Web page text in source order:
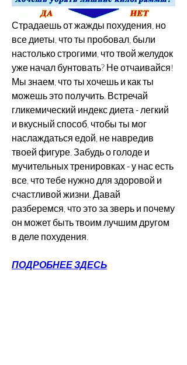
Страдаешь от жажды похудения, но
все диеты, что ты пробовал, были
настолько строгими, что твой желудок
уже начал бунтовать? Не отчаивайся!
Мы знаем, что ты хочешь и как ты
можешь это получить. Встречай
гликемический индекс диета - легкий
и вкусный способ, чтобы ты мог
наслаждаться едой, не навредив
твоей фигуре. Забудь о голоде и
мучительных тренировках - у нас есть
все, что тебе нужно для здоровой и
счастливой жизни. Давай
разберемся, что это за зверь и почему
он может быть твоим лучшим другом
в деле похудения.
ПОДРОБНЕЕ ЗДЕСЬ